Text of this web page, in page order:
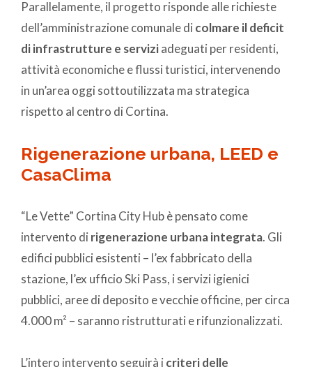
Parallelamente, il progetto risponde alle richieste
dell’amministrazione comunale di colmare il deficit
di infrastrutture e serviziadeguati per residenti,
attività economiche e flussi turistici, intervenendo
in un’area oggi sottoutilizzata ma strategica
rispetto al centro di Cortina.
Rigenerazione urbana, LEED e
CasaClima
“Le Vette” Cortina City Hub è pensato come
intervento di rigenerazione urbana integrata. Gli
edifici pubblici esistenti – l’ex fabbricato della
stazione, l’ex ufficio Ski Pass, i servizi igienici
pubblici, aree di deposito e vecchie officine, per circa
4.000 m² – saranno ristrutturati e rifunzionalizzati.
L’intero intervento seguirà i criteri delle